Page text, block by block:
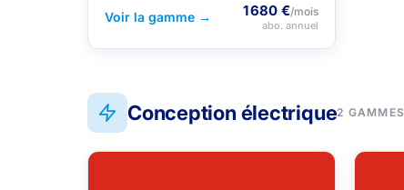
Voir la gamme →
1 680 €/mois
abo. annuel
Conception électrique2 GAMMES